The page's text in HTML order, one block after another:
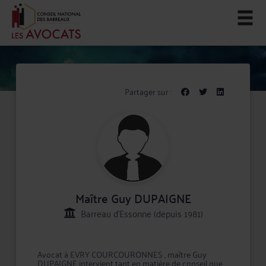
Partager sur :
Maître Guy DUPAIGNE
Barreau d'Essonne (depuis 1981)
Avocat à EVRY COURCOURONNES , maître Guy
DUPAIGNE intervient tant en matière de conseil que